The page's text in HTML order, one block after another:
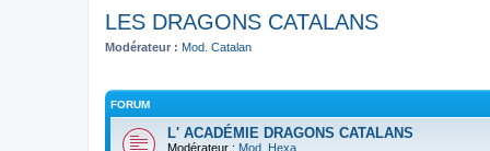
LES DRAGONS CATALANS
Modérateur : Mod. Catalan
FORUM
L' ACADÉMIE DRAGONS CATALANS
Modérateur : Mod. Hexa